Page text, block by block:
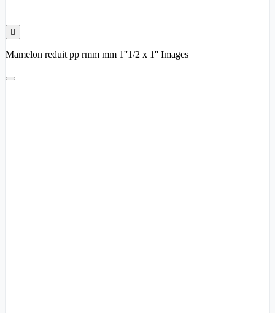

Mamelon reduit pp rmm mm 1''1/2 x 1'' Images